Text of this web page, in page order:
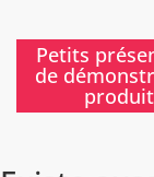
)
Petits
de
produit